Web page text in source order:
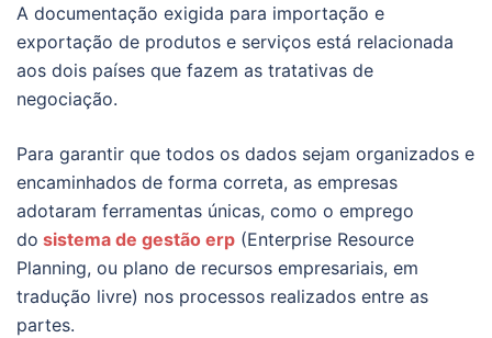
A documentação exigida para importação e
exportação de produtos e serviços está relacionada
aos dois países que fazem as tratativas de
negociação.
Para garantir que todos os dados sejam organizados e
encaminhados de forma correta, as empresas
adotaram ferramentas únicas, como o emprego
do sistema de gestão erp (Enterprise Resource
Planning, ou plano de recursos empresariais, em
tradução livre) nos processos realizados entre as
partes.